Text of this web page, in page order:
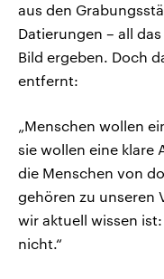
aus den
Datierungen – all
Bild ergeben. Doch
entfernt:
„Menschen wollen
sie wollen eine klare
die Menschen von
gehören zu unseren
wir aktuell wissen
nicht.“